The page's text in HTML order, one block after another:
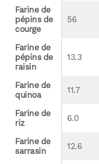
Farine de
pépins de
courge
56
Farine de
pépins de
raisin
13.3
Farine de
quinoa
11.7
Farine de
riz
6.0
Farine de
sarrasin
12.6